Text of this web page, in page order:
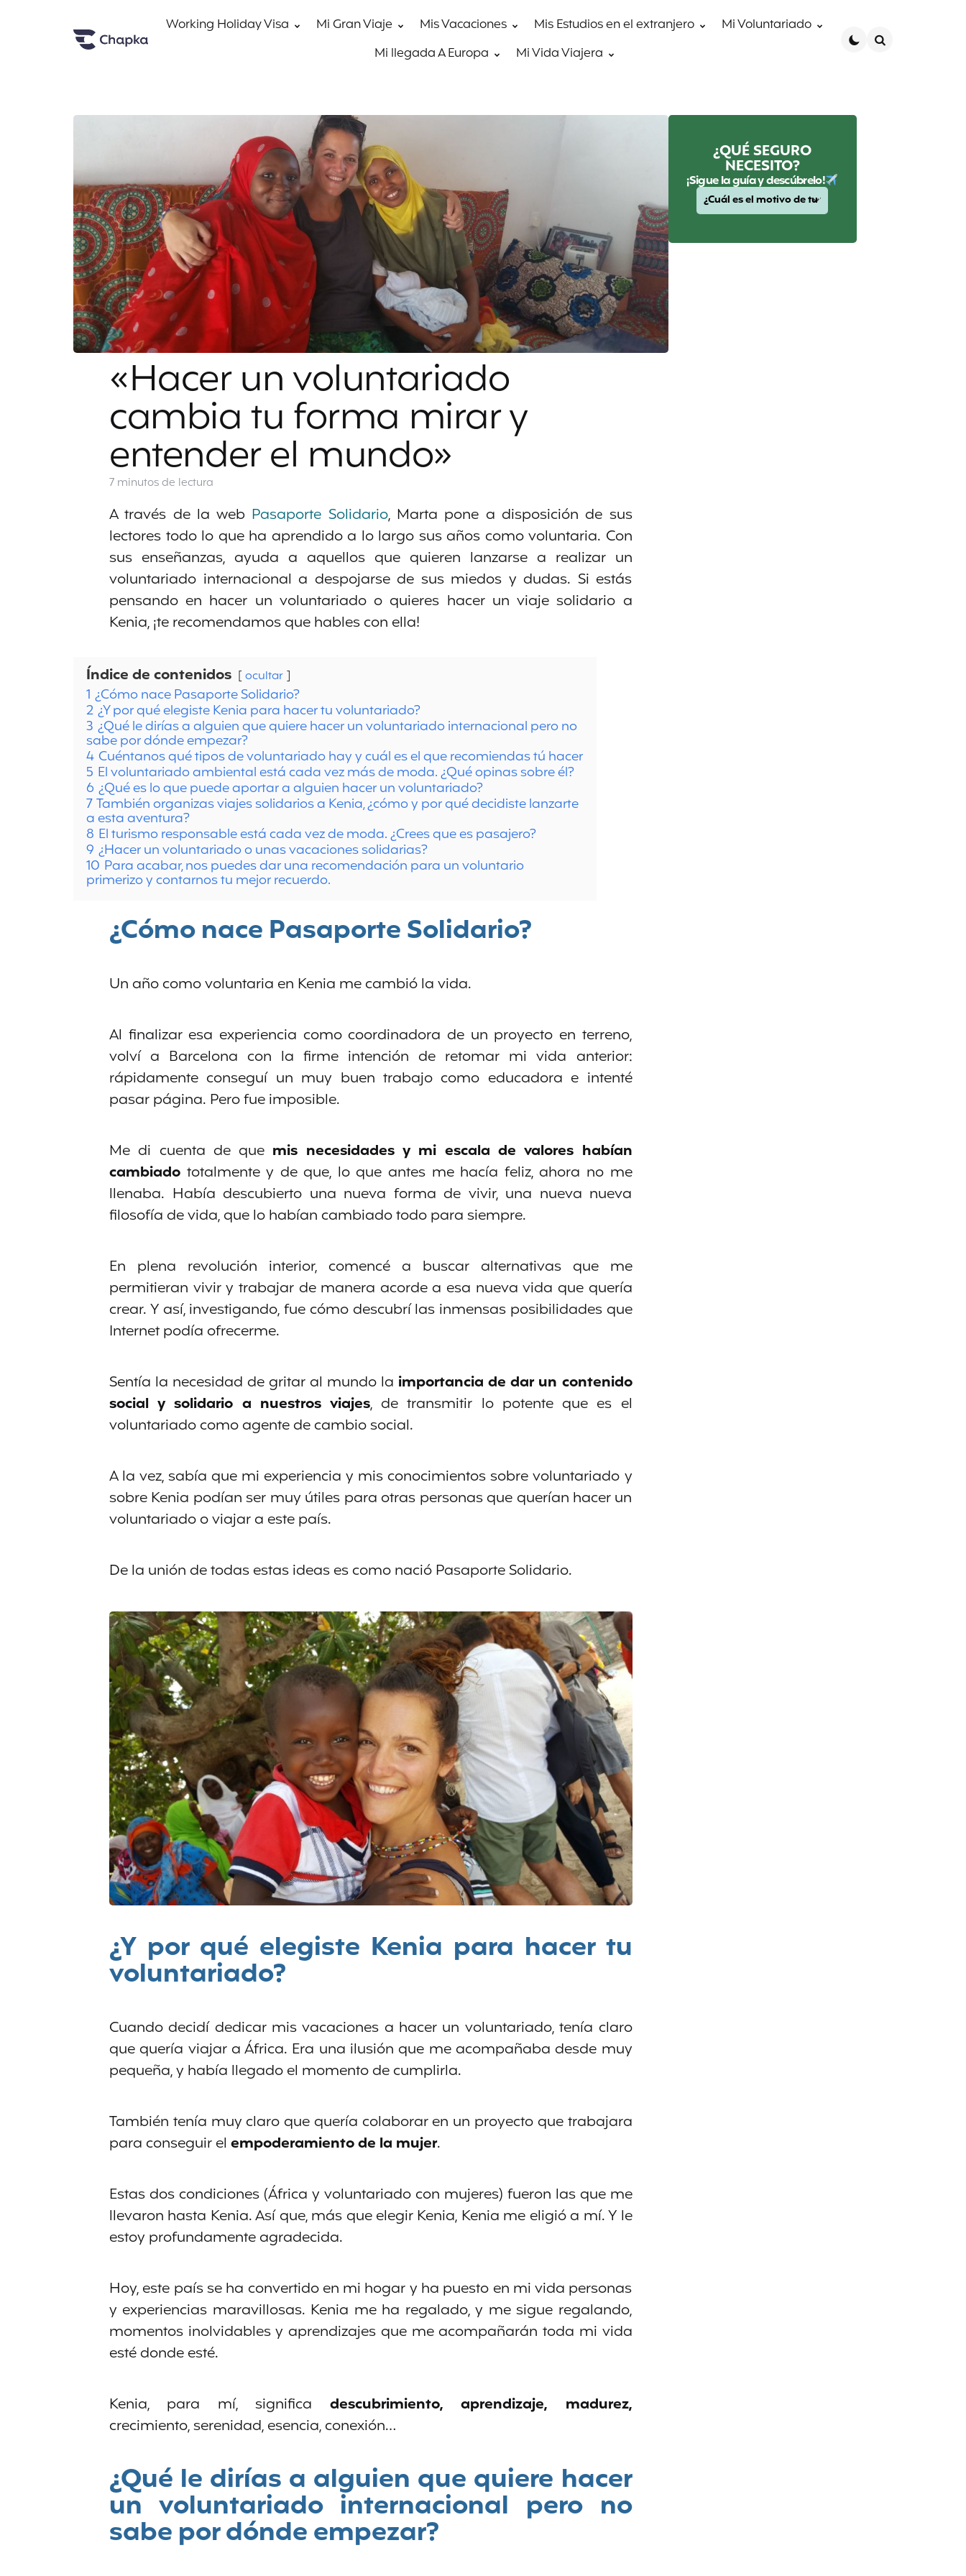
Working Holiday Visa Mi Gran Viaje Mis Vacaciones Mis Estudios en el extranjero
Mi Voluntariado
Mi llegada A Europa
Mi Vida Viajera
«Hacer un voluntariado
cambia tu forma mirar y
entender el mundo»
7 minutosde lectura
A través de la web Pasaporte Solidario, Marta pone a disposición de sus
lectores todo lo que ha aprendido a lo largo sus años como voluntaria. Con
sus enseñanzas, ayuda a aquellos que quieren lanzarse a realizar un
voluntariado internacional a despojarse de sus miedos y dudas. Si estás
pensando en hacer un voluntariado o quieres hacer un viaje solidario a
Kenia, ¡te recomendamos que hables con ella!
Índice de contenidos ocultar
1 ¿Cómo nace Pasaporte Solidario?
2 ¿Y por qué elegiste Kenia para hacer tu voluntariado?
3 ¿Qué le dirías a alguien que quiere hacer un voluntariado internacional pero no
sabe por dónde empezar?
4 Cuéntanos qué tipos de voluntariado hay y cuál es el que recomiendas tú hacer
5 El voluntariado ambiental está cada vez más de moda. ¿Qué opinas sobre él?
6 ¿Qué es lo que puede aportar a alguien hacer un voluntariado?
7También organizas viajes solidarios a Kenia, ¿cómo y por qué decidiste lanzarte
a esta aventura?
8 El turismo responsable está cada vez de moda. ¿Crees que es pasajero?
9 ¿Hacer un voluntariado o unas vacaciones solidarias?
10 Para acabar, nos puedes dar una recomendación para un voluntario
primerizo y contarnos tu mejor recuerdo.
¿Cómo nace Pasaporte Solidario?
Un año como voluntaria en Kenia me cambió la vida.
Al finalizar esa experiencia como coordinadora de un proyecto en terreno,
volví a Barcelona con la firme intención de retomar mi vida anterior:
rápidamente conseguí un muy buen trabajo como educadora e intenté
pasar página. Pero fue imposible.
Me di cuenta de que mis necesidades y mi escala de valores habían
cambiado totalmente y de que, lo que antes me hacía feliz, ahora no me
llenaba. Había descubierto una nueva forma de vivir, una nueva nueva
filosofía de vida, que lo habían cambiado todo para siempre.
En plena revolución interior, comencé a buscar alternativas que me
permitieran vivir y trabajar de manera acorde a esa nueva vida que quería
crear. Y así, investigando, fue cómo descubrí las inmensas posibilidades que
Internet podía ofrecerme.
Sentía la necesidad de gritar al mundo la importancia de dar un contenido
social y solidario a nuestros viajes, de transmitir lo potente que es el
voluntariado como agente de cambio social.
A la vez, sabía que mi experiencia y mis conocimientos sobre voluntariado y
sobre Kenia podían ser muy útiles para otras personas que querían hacer un
voluntariado o viajar a este país.
De la unión de todas estas ideas es como nació Pasaporte Solidario.
¿Y por qué elegiste Kenia para hacer tu
voluntariado?
Cuando decidí dedicar mis vacaciones a hacer un voluntariado, tenía claro
que quería viajar a África. Era una ilusión que me acompañaba desde muy
pequeña, y había llegado el momento de cumplirla.
También tenía muy claro que quería colaborar en un proyecto que trabajara
para conseguir el empoderamiento de la mujer.
Estas dos condiciones (África y voluntariado con mujeres) fueron las que me
llevaron hasta Kenia. Así que, más que elegir Kenia, Kenia me eligió a mí. Y le
estoy profundamente agradecida.
Hoy, este país se ha convertido en mi hogar y ha puesto en mi vida personas
y experiencias maravillosas. Kenia me ha regalado, y me sigue regalando,
momentos inolvidables y aprendizajes que me acompañarán toda mi vida
esté donde esté.
Kenia, para mí, significa descubrimiento, aprendizaje, madurez,
crecimiento, serenidad, esencia, conexión…
¿Qué le dirías a alguien que quiere hacer
un voluntariado internacional pero no
sabe por dónde empezar?
¿QUÉ SEGURO
NECESITO?
¡Sigue la guía y descúbrelo!